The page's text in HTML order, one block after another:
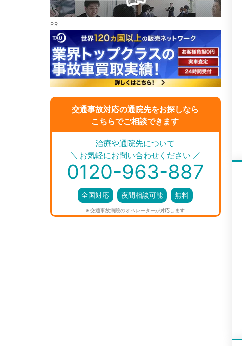
交通事故対応の通院先をお探しなら
こちらでご相談できます
＼ ／
治療や通院先について
お気軽にお問い合わせください
0120-963-887
全国対応 夜間相談可能 無料
※ 交通事故病院のオペレーターが対応します